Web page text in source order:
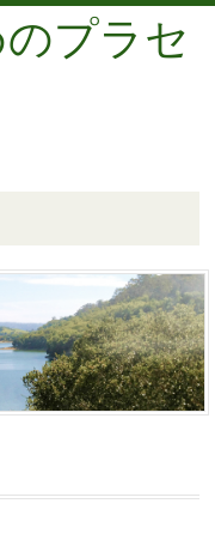
プラセ